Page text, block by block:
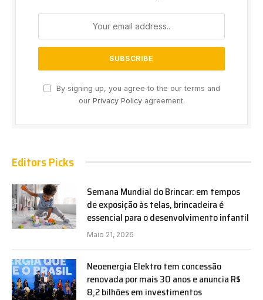
By signing up, you agree to the our terms and
our Privacy Policyagreement.
Editors Picks
Semana Mundial do Brincar: em tempos
de exposição às telas, brincadeira é
essencial para o desenvolvimento infantil
Maio 21, 2026
Neoenergia Elektro tem concessão
renovada por mais 30 anos e anuncia R$
8,2 bilhões em investimentos